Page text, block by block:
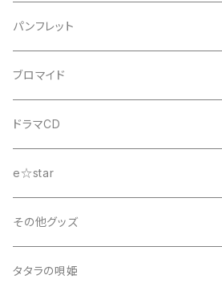
舞台『D.C.III～ダ・カーポIII～君と旅する時
パンフレット
ブロマイド
ドラマCD
e☆star
その他グッズ
タタラの唄姫